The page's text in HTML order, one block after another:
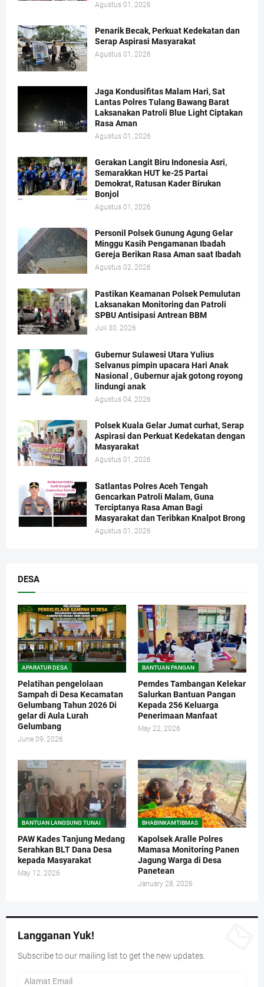
Agustus 01, 2026
Penarik Becak, Perkuat Kedekatan dan
Serap Aspirasi Masyarakat
Agustus 01, 2026
Jaga Kondusifitas Malam Hari, Sat
Lantas Polres Tulang Bawang Barat
Laksanakan Patroli Blue Light Ciptakan
Rasa Aman
Agustus 01, 2026
Gerakan Langit Biru Indonesia Asri,
Semarakkan HUT ke-25 Partai
Demokrat, Ratusan Kader Birukan
Bonjol
Agustus 01, 2026
Personil Polsek Gunung Agung Gelar
Minggu Kasih Pengamanan Ibadah
Gereja Berikan Rasa Aman saat Ibadah
Agustus 02, 2026
Pastikan Keamanan Polsek Pemulutan
Laksanakan Monitoring dan Patroli
SPBU Antisipasi Antrean BBM
Juli 30, 2026
Gubernur Sulawesi Utara Yulius
Selvanus pimpin upacara Hari Anak
Nasional , Gubernur ajak gotong royong
lindungi anak
Agustus 04, 2026
Polsek Kuala Gelar Jumat curhat, Serap
Aspirasi dan Perkuat Kedekatan dengan
Masyarakat
Agustus 01, 2026
Satlantas Polres Aceh Tengah
Gencarkan Patroli Malam, Guna
Terciptanya Rasa Aman Bagi
Masyarakat dan Teribkan Knalpot Brong
Agustus 01, 2026
DESA
APARATUR DESA
Pelatihan pengelolaan
Sampah di Desa Kecamatan
Gelumbang Tahun 2026 Di
gelar di Aula Lurah
Gelumbang
June 09, 2026
BANTUAN PANGAN
Pemdes Tambangan Kelekar
Salurkan Bantuan Pangan
Kepada 256 Keluarga
Penerimaan Manfaat
May 22, 2026
BANTUAN LANGSUNG TUNAI
PAW Kades Tanjung Medang
Serahkan BLT Dana Desa
kepada Masyarakat
May 12, 2026
BHABINKAMTIBMAS
Kapolsek Aralle Polres
Mamasa Monitoring Panen
Jagung Warga di Desa
Panetean
January 28, 2026
Langganan Yuk!
Subscribe to our mailing list to get the new updates.